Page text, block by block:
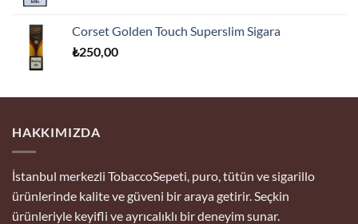
Corset Golden Touch Superslim Sigara
₺250,00
HAKKIMIZDA
İstanbul merkezli TobaccoSepeti, puro, tütün ve sigarillo
ürünlerinde kalite ve güveni bir araya getirir. Seçkin
ürünleriyle keyifli ve ayrıcalıklı bir deneyim sunar.